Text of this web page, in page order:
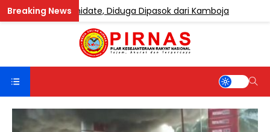
Etomidate, Diduga Dipasok dari Kamboja